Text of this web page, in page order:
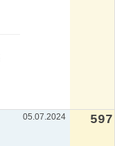
05.07.2024 597